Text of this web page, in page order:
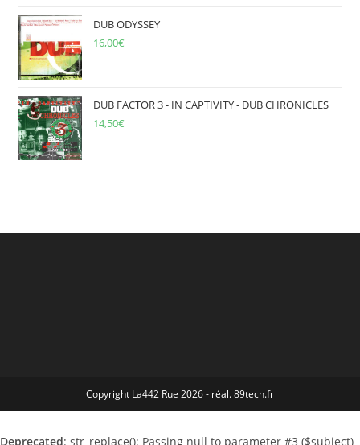
DUB ODYSSEY
16,00€
DUB FACTOR 3 - IN CAPTIVITY - DUB CHRONICLES
14,50€
Copyright La442 Rue 2026 - réal. 89tech.fr
Deprecated: str_replace(): Passing null to parameter #3 ($subject)